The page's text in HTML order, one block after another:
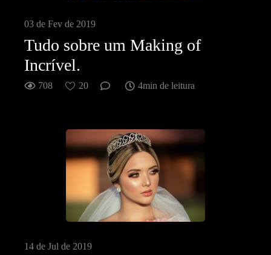
03 de Fev de 2019
Tudo sobre um Making of
Incrível.
708 20 4min de leitura
14 de Jul de 2019